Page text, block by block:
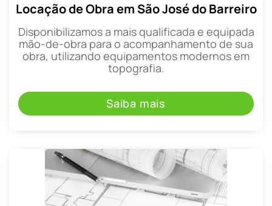
Locação de Obra em São José do Barreiro
Disponibilizamos a mais qualificada e equipada
mão-de-obra para o acompanhamento de sua
obra, utilizando equipamentos modernos em
topografia.
Saiba mais